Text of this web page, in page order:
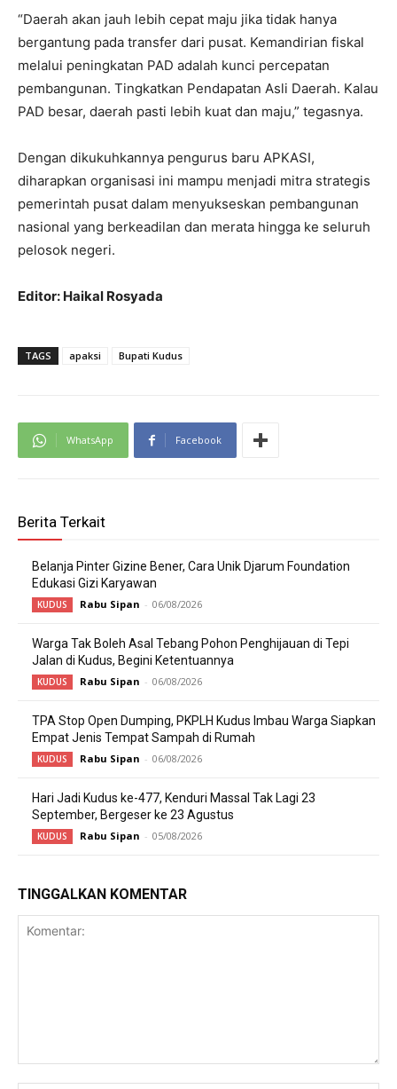
“Daerah akan jauh lebih cepat maju jika tidak hanya
bergantung pada transfer dari pusat. Kemandirian fiskal
melalui peningkatan PAD adalah kunci percepatan
pembangunan. Tingkatkan Pendapatan Asli Daerah. Kalau
PAD besar, daerah pasti lebih kuat dan maju,” tegasnya.
Dengan dikukuhkannya pengurus baru APKASI,
diharapkan organisasi ini mampu menjadi mitra strategis
pemerintah pusat dalam menyukseskan pembangunan
nasional yang berkeadilan dan merata hingga ke seluruh
pelosok negeri.
Editor: Haikal Rosyada
TAGS apaksi Bupati Kudus
WhatsApp Facebook
Berita Terkait
Belanja Pinter Gizine Bener, Cara Unik Djarum Foundation
Edukasi Gizi Karyawan
KUDUS Rabu Sipan - 06/08/2026
Warga Tak Boleh Asal Tebang Pohon Penghijauan di Tepi
Jalan di Kudus, Begini Ketentuannya
KUDUS Rabu Sipan - 06/08/2026
TPA Stop Open Dumping, PKPLH Kudus Imbau Warga Siapkan
Empat Jenis Tempat Sampah di Rumah
KUDUS Rabu Sipan - 06/08/2026
Hari Jadi Kudus ke-477, Kenduri Massal Tak Lagi 23
September, Bergeser ke 23 Agustus
KUDUS Rabu Sipan - 05/08/2026
TINGGALKAN KOMENTAR